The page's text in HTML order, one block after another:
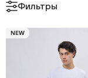
Фильтры
NEW